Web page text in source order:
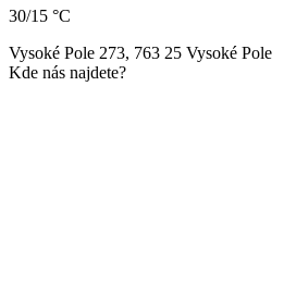
30/15 °C
Vysoké Pole 273, 763 25 Vysoké Pole
Kde nás najdete?